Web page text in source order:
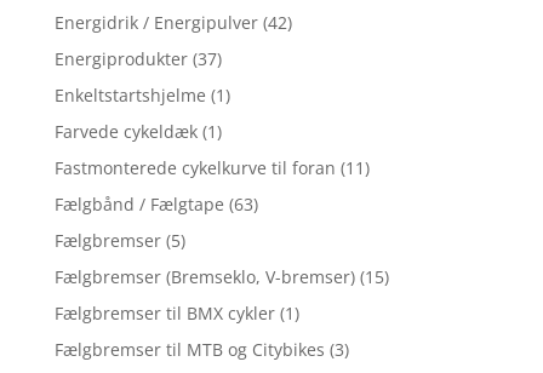
Energidrik / Energipulver (42)
Energiprodukter (37)
Enkeltstartshjelme (1)
Farvede cykeldæk (1)
Fastmonterede cykelkurve til foran (11)
Fælgbånd / Fælgtape (63)
Fælgbremser (5)
Fælgbremser (Bremseklo, V-bremser) (15)
Fælgbremser til BMX cykler (1)
Fælgbremser til MTB og Citybikes (3)